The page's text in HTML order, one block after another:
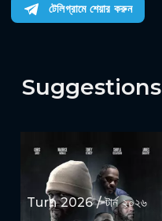
টেলিগ্রামে শেয়ার করুন
Suggestions
Turn 2026 / টার্ন ২০২৬